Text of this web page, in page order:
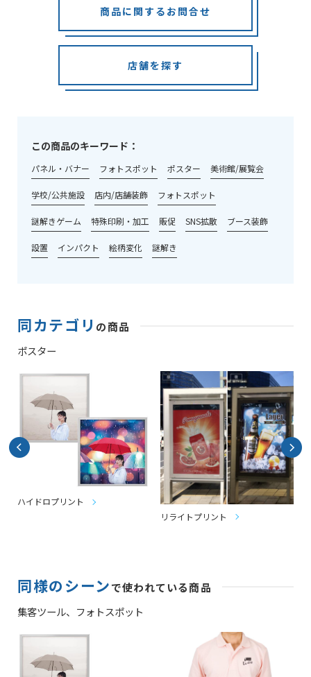
商品に関するお問合せ
店舗を探す
この商品のキーワード：
パネル・バナー フォトスポット ポスター 美術館/展覧会
学校/公共施設 店内/店舗装飾 フォトスポット
謎解きゲーム 特殊印刷・加工 販促 SNS拡散 ブース装飾
設置 インパクト 絵柄変化 謎解き
同カテゴリ の商品
ポスター
ハイドロプリント
リライトプリント
同様のシーンで使われている商品
集客ツール、 フォトスポット